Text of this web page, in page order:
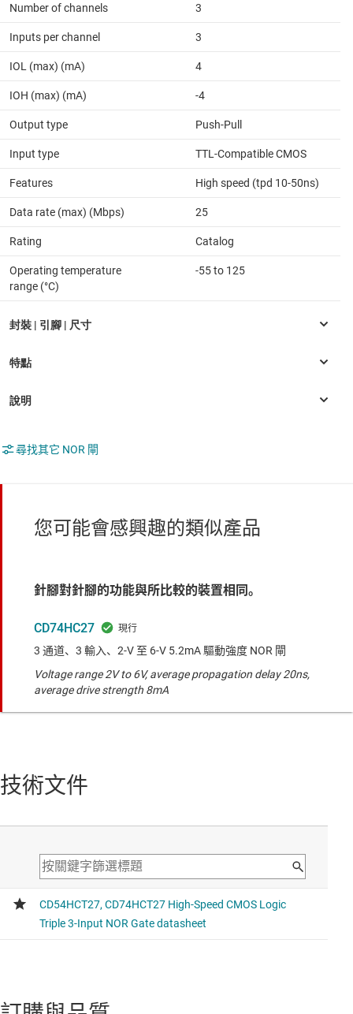
Number of channels 3
Inputs per channel 3
IOL (max) (mA) 4
IOH (max) (mA) -4
Output type Push-Pull
Input type TTL-Compatible CMOS
Features High speed (tpd 10-50ns)
Data rate (max) (Mbps) 25
Rating Catalog
Operating temperature
range (°C)
-55 to 125
尋找其它 NOR 閘
您可能會感興趣的類似產品
針腳對針腳的功能與所比較的裝置相同。
CD74HC27
3 通道、3 輸入、2-V 至 6-V 5.2mA 驅動強度 NOR 閘
Voltage range 2V to 6V, average propagation delay 20ns,
average drive strength 8mA
技術文件